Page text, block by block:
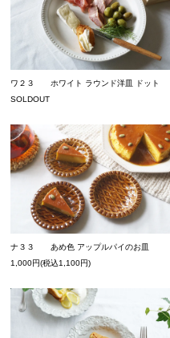
ワ２３ ホワイト ラウンド洋皿 ドット
SOLDOUT
ナ３３ あめ色 アップルパイのお皿
1,000円(税込1,100円)